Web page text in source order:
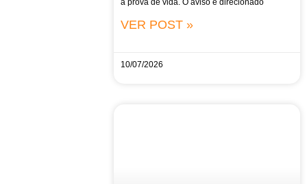
VER POST »
10/07/2026